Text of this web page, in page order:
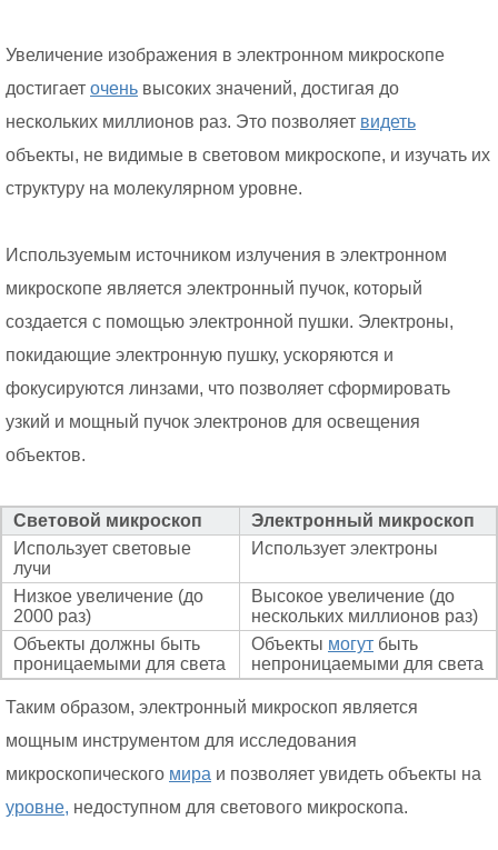
Увеличение изображения в электронном микроскопе
достигает очень высоких значений, достигая до
нескольких миллионов раз. Это позволяет видеть
объекты, не видимые в световом микроскопе, и изучать их
структуру на молекулярном уровне.
Используемым источником излучения в электронном
микроскопе является электронный пучок, который
создается с помощью электронной пушки. Электроны,
покидающие электронную пушку, ускоряются и
фокусируются линзами, что позволяет сформировать
узкий и мощный пучок электронов для освещения
объектов.
Световой микроскоп
Электронный микроскоп
Использует световые
лучи
Использует электроны
Низкое увеличение (до
2000 раз)
Высокое увеличение (до
нескольких миллионов раз)
Объекты должны быть
проницаемыми для света
Объекты могут быть
непроницаемыми для света
Таким образом, электронный микроскоп является
мощным инструментом для исследования
микроскопического мира и позволяет увидеть объекты на
уровне, недоступном для светового микроскопа.